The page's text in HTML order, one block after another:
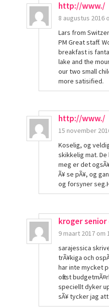
http://www./
8 augustus 2016
Lars from
PM Great staff.
breakfast is
lake and the
our two small
more satisified.
http://www./
15 november
Koselig, og
skikkelig mat.
meg er det
Ã¥ se pÃ¥, og
og forsyner
kroger
9 maart 2017 om
sarajessica
trÃ¥kiga och
har inte mycket
oftast
speciellt dyker
sÃ¥ tycker jag